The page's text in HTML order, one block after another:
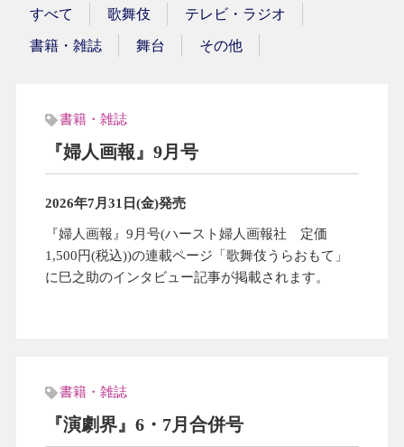
すべて 歌舞伎 テレビ・ラジオ
書籍・雑誌 舞台 その他
書籍・雑誌
『婦人画報』9月号
2026年7月31日(金)発売
『婦人画報』9月号(ハースト婦人画報社 定価
1,500円(税込))の連載ページ「歌舞伎うらおもて」
に巳之助のインタビュー記事が掲載されます。
書籍・雑誌
『演劇界』6・7月合併号